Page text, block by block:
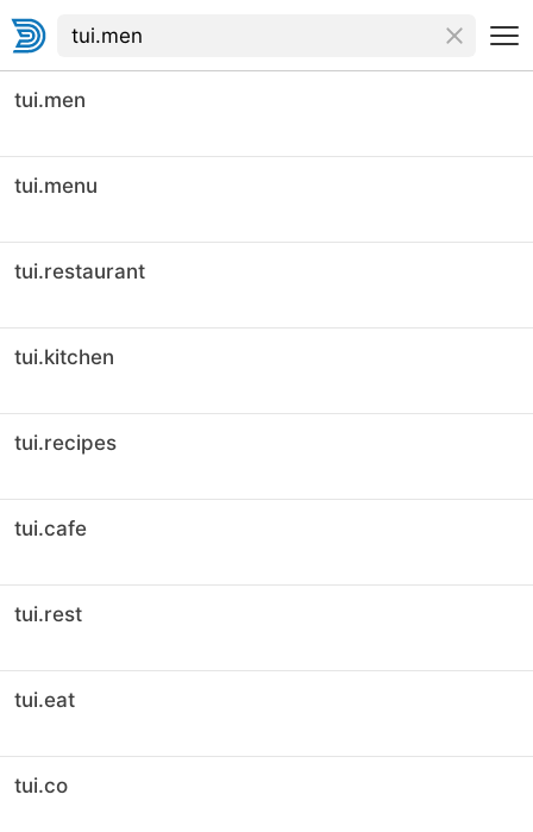
tui.men
tui.menu
tui.restaurant
tui.kitchen
tui.recipes
tui.cafe
tui.rest
tui.eat
tui.co